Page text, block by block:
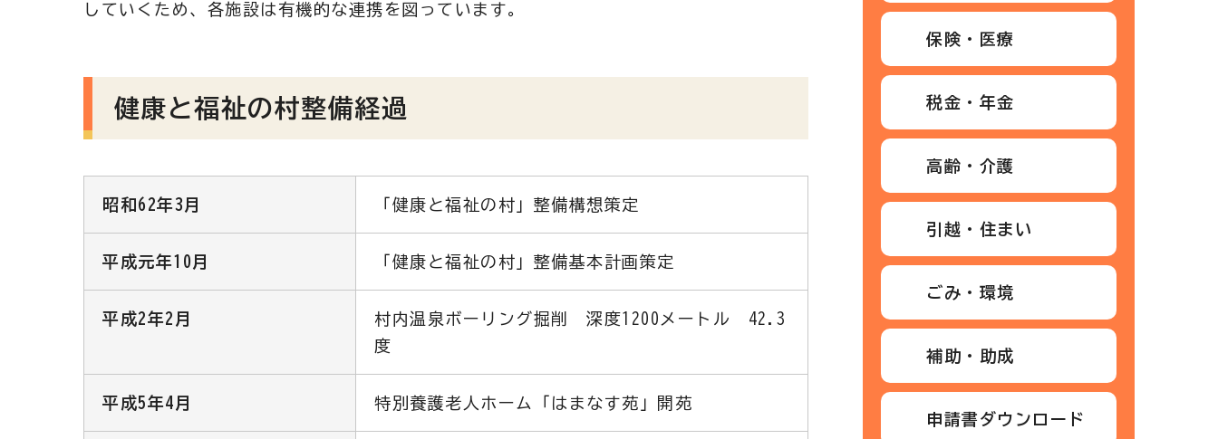
していくため、各施設は有機的な連携を図っています。
健康と福祉の村整備経過
昭和62年3月 「健康と福祉の村」整備構想策定
平成元年10月 「健康と福祉の村」整備基本計画策定
平成2年2月
村内温泉ボーリング掘削 深度1200メートル 42.3
度
平成5年4月 特別養護老人ホーム「はまなす苑」開苑
保険・医療
税金・年金
高齢・介護
引越・住まい
ごみ・環境
補助・助成
申請書ダウンロード